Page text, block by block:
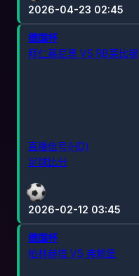
2026-04-23 02:45
2026-02-12 03:45
德国杯
拜仁慕尼黑 VS RB莱比锡
直播信号(HD)
足球比分
德国杯
柏林赫塔 VS 弗赖堡